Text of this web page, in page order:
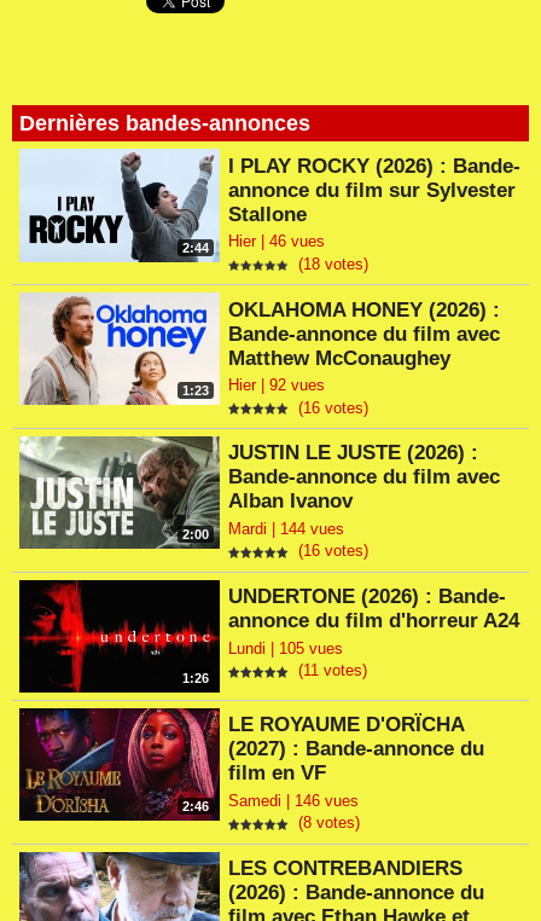
Dernières bandes-annonces
2:44
I PLAY ROCKY (2026) : Bande-
annonce du film sur Sylvester
Stallone
Hier | 46 vues
(18 votes)
1:23
OKLAHOMA HONEY (2026) :
Bande-annonce du film avec
Matthew McConaughey
Hier | 92 vues
(16 votes)
2:00
JUSTIN LE JUSTE (2026) :
Bande-annonce du film avec
Alban Ivanov
Mardi | 144 vues
(16 votes)
1:26
UNDERTONE (2026) : Bande-
annonce du film d'horreur A24
Lundi | 105 vues
(11 votes)
2:46
LE ROYAUME D'ORÏCHA
(2027) : Bande-annonce du
film en VF
Samedi | 146 vues
(8 votes)
LES CONTREBANDIERS
(2026) : Bande-annonce du